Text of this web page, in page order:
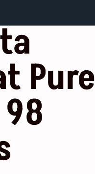
Pure